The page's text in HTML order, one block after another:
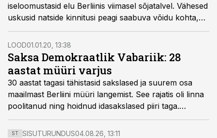
iseloomustasid elu Berliinis viimasel sõjatalvel. Vähesed
uskusid natside kinnitusi peagi saabuva võidu kohta,
ent keegi ei hakanud ka vastu. Iga päevaga jõudis
katastroof lähemale.
LOOD01.01.20, 13:38
Saksa Demokraatlik Vabariik: 28
aastat müüri varjus
30 aastat tagasi tähistasid sakslased ja suurem osa
maailmast Berliini müüri langemist. See rajatis oli linna
poolitanud ning hoidnud idasakslased piiri taga.
Vabadusiha ei olnud aga vaibunud. 1989. aastaks oli
surve kasvanud nii suureks, et müür langes.
ST SISUTURUNDUS04.08.26, 13:11